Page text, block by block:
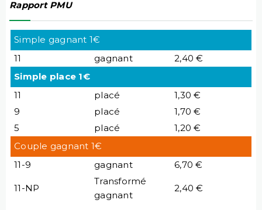
Rapport PMU
Simple gagnant 1€
11
gagnant
2,40 €
Simple place 1€
11
placé
1,30 €
9
placé
1,70 €
5
placé
1,20 €
Couple gagnant 1€
11-9
gagnant 6,70 €
11-NP
Transformé
gagnant
2,40 €